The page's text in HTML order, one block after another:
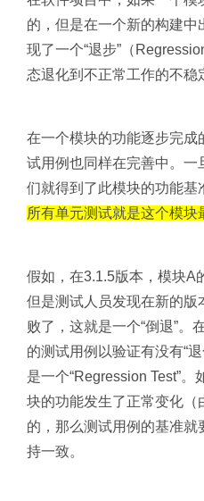
的，但是在一个新的构建中
现了一个“退步”（
态退化到不正常工作的不稳
在一个模块的功能逐步完成
试用例也同样在完善中。
们就得到了此模块的功能基
所有单元测试就是这个模块
假如，在3.1.5版本，模块A
但是测试人员发现在新的版
败了，这就是一个“倒退”。
的测试用例以验证有没有“
是一个“Regression Test”。
块的功能发生了正常变化（
的，那么测试用例的基准
持一致。